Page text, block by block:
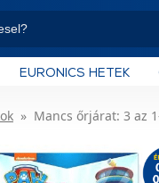
EURONICS HETEK
Mancs őrjárat: 3 az